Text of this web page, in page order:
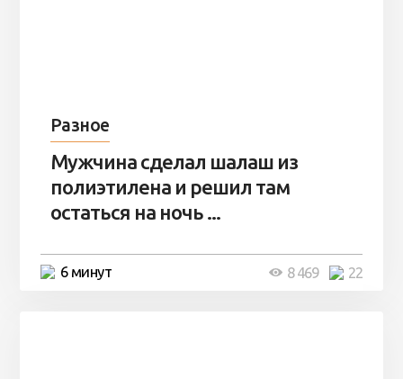
Разное
Мужчина сделал шалаш из
полиэтилена и решил там
остаться на ночь ...
6 минут 22
8 469